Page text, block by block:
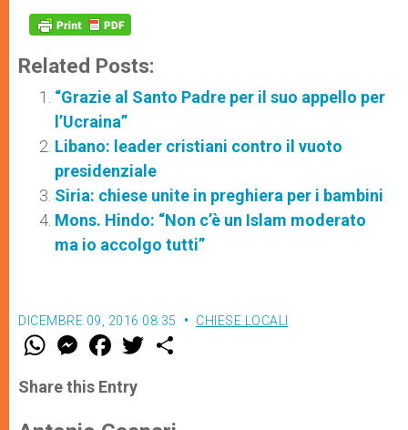
Related Posts:
“Grazie al Santo Padre per il suo appello per
l’Ucraina”
Libano: leader cristiani contro il vuoto
presidenziale
Siria: chiese unite in preghiera per i bambini
Mons. Hindo: “Non c’è un Islam moderato
ma io accolgo tutti”
DICEMBRE 09, 2016 08:35 CHIESE LOCALI
W
t
s
p
M
e
s
e
g
F
a
e
b
o
w
r
Share this Entry